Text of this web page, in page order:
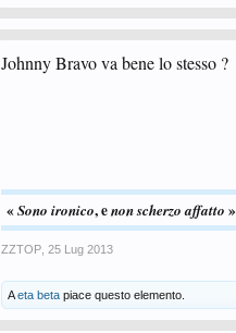
Johnny Bravo va bene lo stesso ?
«Sono ironico, enon scherzoaffatto »
ZZTOP 25 Lug 2013
Aeta beta piace questo elemento.